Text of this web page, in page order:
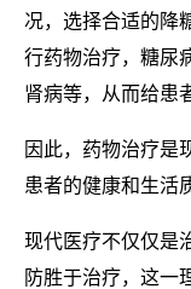
况，选择合适的降
行药物治疗，糖尿
肾病等，从而给患
因此，药物治疗是
患者的健康和生活
现代医疗不仅仅是
防胜于治疗，这一